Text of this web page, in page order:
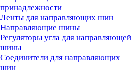
принадлежности
Ленты для направляющих шин
Направляющие шины
Регуляторы угла для направляющей
шины
Соединители для направляющих
шин